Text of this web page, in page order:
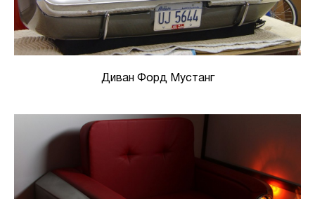
Диван Форд Мустанг